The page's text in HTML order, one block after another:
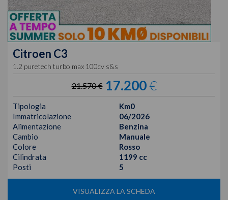
Citroen C3
1.2 puretech turbo max 100cv s&s
21.570 € 17.200€
Tipologia
Km0
Immatricolazione
06/2026
Alimentazione
Benzina
Cambio
Manuale
Colore
Rosso
Cilindrata
1199 cc
Posti
5
VISUALIZZA LA SCHEDA